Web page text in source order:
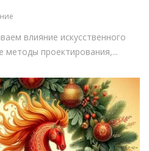
влияние искусственного
методы проектирования,...